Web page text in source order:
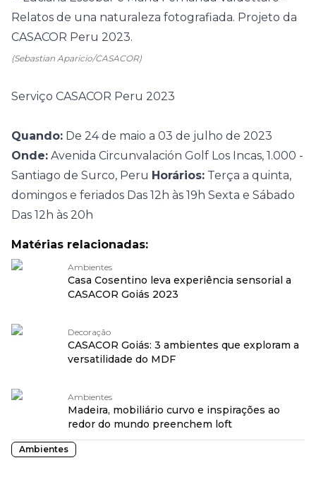
(Sebastian Aparicio/CASACOR)
Serviço CASACOR Peru 2023
Quando: De 24 de maio a 03 de julho de 2023
Onde: Avenida Circunvalación Golf Los Incas, 1.000 -
Santiago de Surco, Peru Horários: Terça a quinta,
domingos e feriados Das 12h às 19h Sexta e Sábado
Das 12h às 20h
Matérias relacionadas:
Ambientes
Casa Cosentino leva experiência sensorial a
CASACOR Goiás 2023
Decoração
CASACOR Goiás: 3 ambientes que exploram a
versatilidade do MDF
Ambientes
Madeira, mobiliário curvo e inspirações ao
redor do mundo preenchem loft
Ambientes